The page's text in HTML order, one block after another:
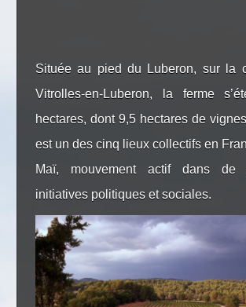
Située au pied du Luberon, sur la
Vitrolles-en-Luberon, la ferme
hectares, dont 9,5 hectares de
est un des cinq lieux collectifs en
Maï, mouvement actif dans de
initiatives politiques et sociales.